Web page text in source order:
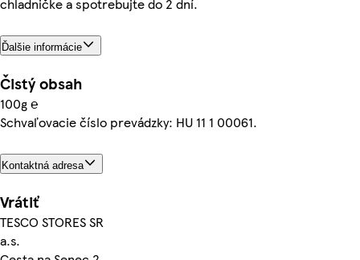
chladničke a spotrebujte do 2 dní.
Ďalšie informácie
Čistý obsah
100g ℮
Schvaľovacie číslo prevádzky: HU 11 1 00061.
Kontaktná adresa
Vrátiť
TESCO STORES SR
a.s.